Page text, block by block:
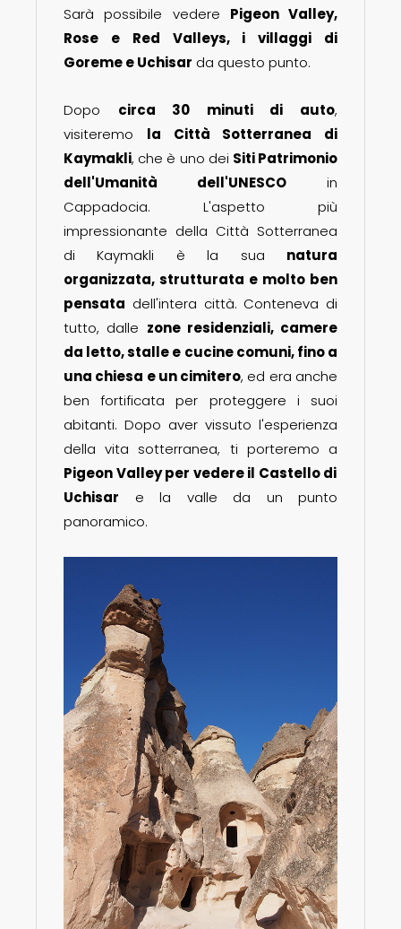
Sarà possibile vedere Pigeon Valley,
Rose e Red Valleys, i villaggi di
Goreme e Uchisar da questo punto.
Dopo circa 30 minuti di auto,
visiteremo la Città Sotterranea di
Kaymakli, che è uno dei Siti Patrimonio
dell'Umanità dell'UNESCO in
Cappadocia. L'aspetto più
impressionante della Città Sotterranea
di Kaymakli è la sua natura
organizzata, strutturata e molto ben
pensata dell'intera città. Conteneva di
tutto, dalle zone residenziali, camere
da letto, stalle e cucine comuni, fino a
una chiesa e un cimitero, ed era anche
ben fortificata per proteggere i suoi
abitanti. Dopo aver vissuto l'esperienza
della vita sotterranea, ti porteremo a
Pigeon Valley per vedere il Castello di
Uchisar e la valle da un punto
panoramico.